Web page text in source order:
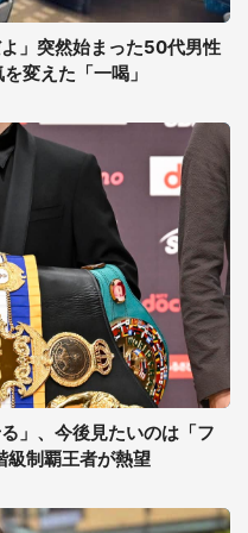
」突然始まった50代男性
変えた「一喝」
」、今後見たいのは「フ
級制覇王者が熱望